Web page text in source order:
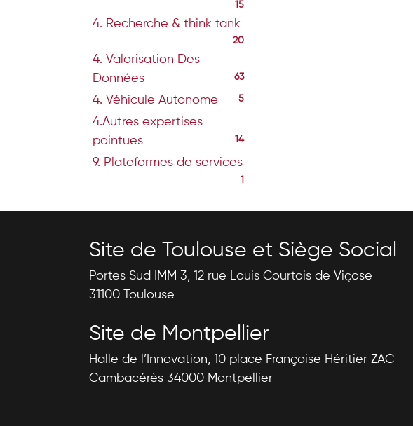
15
4. Recherche & think tank
20
4. Valorisation Des
Données
63
4. Véhicule Autonome 5
4.Autres expertises
pointues
14
9. Plateformes de services
1
Site de Toulouse et Siège Social
Portes Sud IMM 3, 12 rue Louis Courtois de Viçose
31100 Toulouse
Site de Montpellier
Halle de l’Innovation, 10 place Françoise Héritier ZAC
Cambacérès 34000 Montpellier